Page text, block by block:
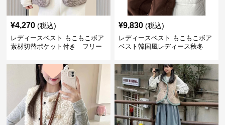
¥4,270 (税込)
レディースベスト もこもこボア
素材切替ポケット付き フリー
¥9,830 (税込)
レディースベスト もこもこボア
ベスト韓国風レディース秋冬